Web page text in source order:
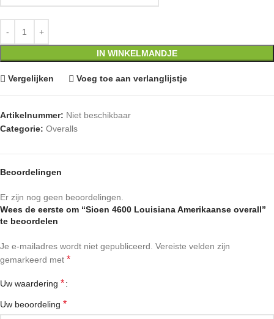
IN WINKELMANDJE
Vergelijken Voeg toe aan verlanglijstje
Artikelnummer: Niet beschikbaar
Categorie: Overalls
Beoordelingen
Er zijn nog geen beoordelingen.
Wees de eerste om “Sioen 4600 Louisiana Amerikaanse overall”
te beoordelen
Je e-mailadres wordt niet gepubliceerd. Vereiste velden zijn
gemarkeerd met *
Uw waardering *
Uw beoordeling *